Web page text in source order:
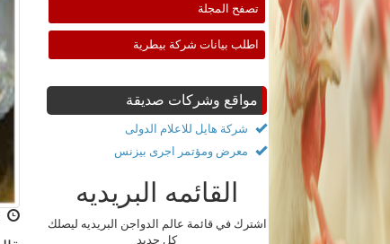
تصفح المجلة
اطلب بيانات شركة بيطرية
مواقع وشركات صديقة
شركة هايل للاعلام الدولى
معرض ومؤتمر اجرى بيزنس
القائمه البريديه
اشترك في قائمة عالم الدواجن البريديه ليصلك